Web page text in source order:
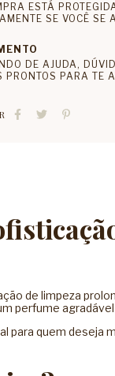
ESTÁ
SE VOCÊ SE
DE AJUDA,
PRONTOS PARA TE
de limpeza
perfume
para quem deseja